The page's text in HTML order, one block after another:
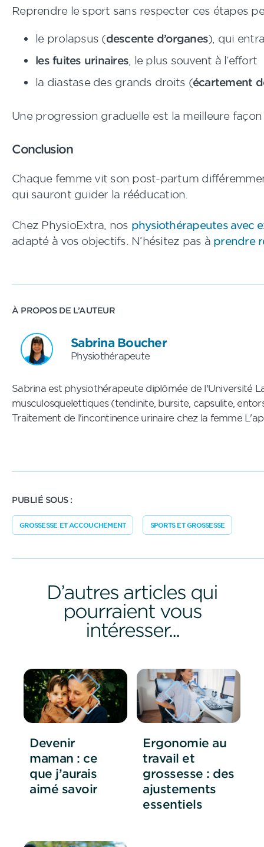
Reprendre le sport sans respecter ces étapes
le prolapsus (descente d’organes), qui
les fuites urinaires , le plus souvent à l’effort
la diastase des grands droits (écartement
Une progression graduelle est la meilleure
Conclusion
Chaque femme vit son post-partum
qui sauront guider la rééducation.
Chez PhysioExtra, nos physiothérapeutes avec
adapté à vos objectifs. N’hésitez pas à prendre
À PROPOS DE L’AUTEUR
Sabrina Boucher
Physiothérapeute
Sabrina est physiothérapeute diplômée de l'Université
musculosquelettiques (tendinite, bursite, capsulite,
Traitement de l'incontinence urinaire chez la femme
PUBLIÉ SOUS :
GROSSESSE ET ACCOUCHEMENT SPORTS ET GROSSESSE
D’autres articles qui
pourraient vous
intéresser...
Devenir
maman : ce
que j’aurais
aimé savoir
Ergonomie au
travail et
grossesse : des
ajustements
essentiels